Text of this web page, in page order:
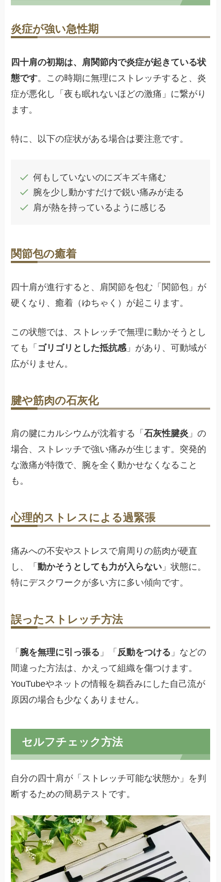
炎症が強い急性期
四十肩の初期は、肩関節内で炎症が起きている状
態です。この時期に無理にストレッチすると、炎
症が悪化し「夜も眠れないほどの激痛」に繋がり
ます。
特に、以下の症状がある場合は要注意です。
何もしていないのにズキズキ痛む
腕を少し動かすだけで鋭い痛みが走る
肩が熱を持っているように感じる
関節包の癒着
四十肩が進行すると、肩関節を包む「関節包」が
硬くなり、癒着（ゆちゃく）が起こります。
この状態では、ストレッチで無理に動かそうとし
ても「 ゴリゴリとした抵抗感 」があり、可動域が
広がりません。
腱や筋肉の石灰化
肩の腱にカルシウムが沈着する「石灰性腱炎 」の
場合、ストレッチで強い痛みが生じます。突発的
な激痛が特徴で、腕を全く動かせなくなること
も。
心理的ストレスによる過緊張
痛みへの不安やストレスで肩周りの筋肉が硬直
し、「動かそうとしても力が入らない 」状態に。
特にデスクワークが多い方に多い傾向です。
誤ったストレッチ方法
「 腕を無理に引っ張る 」「 反動をつける 」などの
間違った方法は、かえって組織を傷つけます。
YouTubeやネットの情報を鵜呑みにした自己流が
原因の場合も少なくありません。
セルフチェック方法
自分の四十肩が「ストレッチ可能な状態か」を判
断するための簡易テストです。